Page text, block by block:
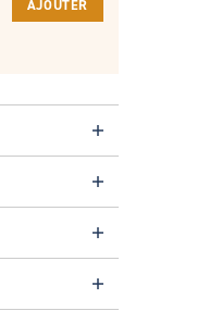
AJOUTER